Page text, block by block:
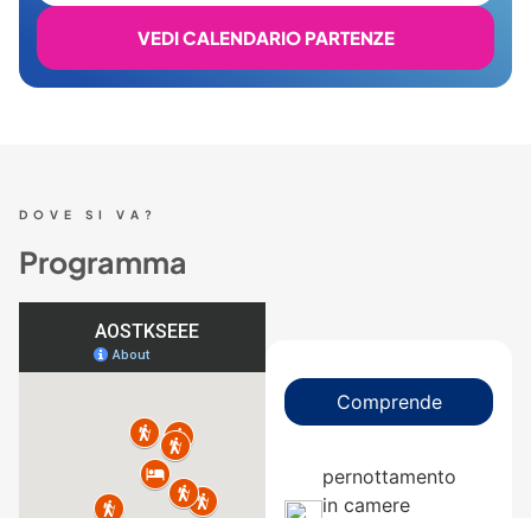
VEDI CALENDARIO PARTENZE
DOVE SI VA?
Programma
Comprende
pernottamento
in camere